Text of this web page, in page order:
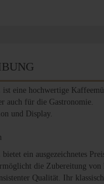
ist eine hochwertige
auch für die Gastronomie.
und Display.
ein ausgezeichnetes
die Zubereitung von
Qualität. Ihr